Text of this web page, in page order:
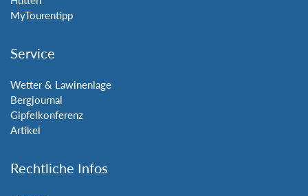
MyTourentipp
Service
Wetter & Lawinenlage
Bergjournal
Gipfelkonferenz
Artikel
Rechtliche Infos